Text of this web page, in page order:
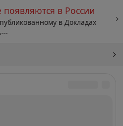
в России
в Докладах